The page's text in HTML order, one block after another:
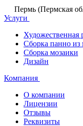
Пермь (Пермская
Услуги
Художественная
Сборка панно из
Сборка мозаики
Дизайн
Компания
О компании
Лицензии
Отзывы
Реквизиты